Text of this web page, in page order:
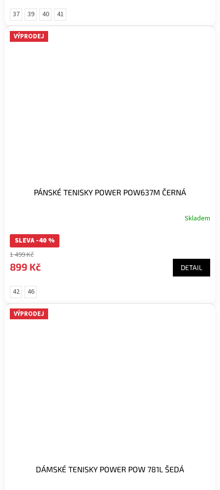
37 39 40 41
VÝPRODEJ
PÁNSKÉ TENISKY POWER POW637M ČERNÁ
Skladem
SLEVA -40 %
1 499 Kč
899 Kč DETAIL
42 46
VÝPRODEJ
DÁMSKÉ TENISKY POWER POW 781L ŠEDÁ